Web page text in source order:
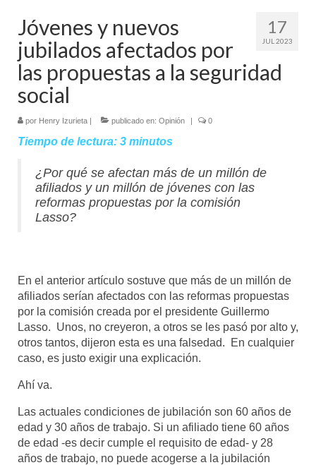
Ediciones anteriores
Contáctanos
Opinión
Entreletras
Ciencia
Mundo
Aula Virtual
17
JUL 2023
Jóvenes y nuevos
jubilados afectados por
las propuestas a la seguridad
social
por Henry Izurieta | publicado en: Opinión | 0
Tiempo de lectura: 3 minutos
¿Por qué se afectan más de un millón de
afiliados y un millón de jóvenes con las
reformas propuestas por la comisión
Lasso?
En el anterior artículo sostuve que más de un millón de
afiliados serían afectados con las reformas propuestas
por la comisión creada por el presidente Guillermo
Lasso. Unos, no creyeron, a otros se les pasó por alto y,
otros tantos, dijeron esta es una falsedad. En cualquier
caso, es justo exigir una explicación.
Ahí va.
Las actuales condiciones de jubilación son 60 años de
edad y 30 años de trabajo. Si un afiliado tiene 60 años
de edad -es decir cumple el requisito de edad- y 28
años de trabajo, no puede acogerse a la jubilación